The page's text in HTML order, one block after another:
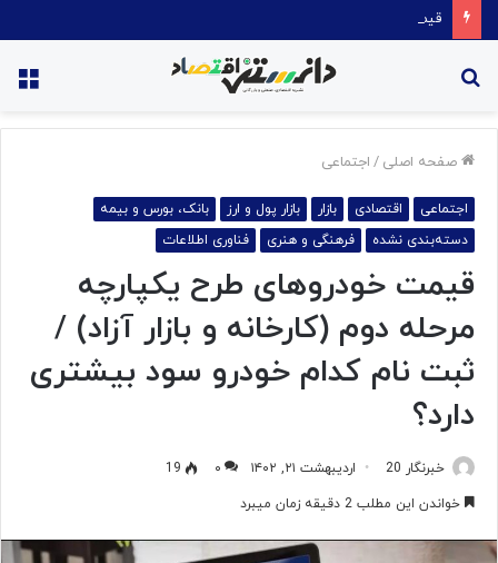
قیمت روغن دریکسال رکورد زد
صفحه اصلی / اجتماعی
اجتماعی اقتصادی بازار بازار پول و ارز
بانک، بورس و بیمه
دسته‌بندی نشده
فرهنگی و هنری فناوری اطلاعات
قیمت خودروهای طرح یکپارچه
مرحله دوم (کارخانه و بازار آزاد) /
ثبت نام کدام خودرو سود بیشتری
دارد؟
خبرنگار 20 اردیبهشت ۲۱, ۱۴۰۲ ۰
19
خواندن این مطلب 2 دقیقه زمان میبرد